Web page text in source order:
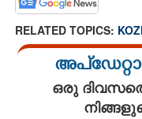
RELATED TOPICS:
ഒരു